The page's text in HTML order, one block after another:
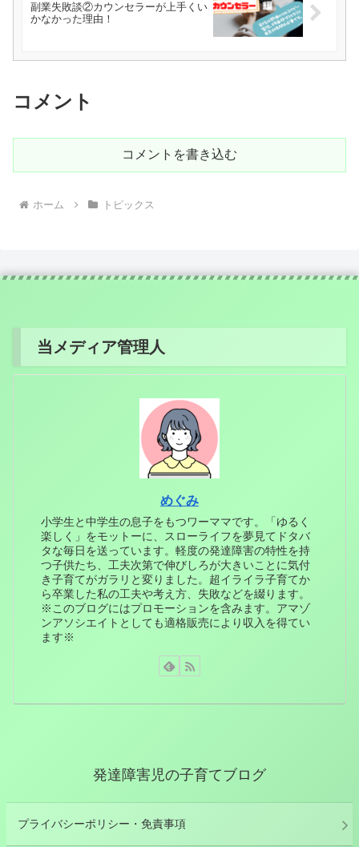
副業失敗談②カウンセラーが上手くい
かなかった理由！
コメント
コメントを書き込む
ホーム トピックス
当メディア管理人
めぐみ
小学生と中学生の息子をもつワーママです。「ゆるく
楽しく」をモットーに、スローライフを夢見てドタバ
タな毎日を送っています。軽度の発達障害の特性を持
つ子供たち、工夫次第で伸びしろが大きいことに気付
き子育てがガラリと変りました。超イライラ子育てか
ら卒業した私の工夫や考え方、失敗などを綴ります。
※このブログにはプロモーションを含みます。アマゾ
ンアソシエイトとしても適格販売により収入を得てい
ます※
発達障害児の子育てブログ
プライバシーポリシー・免責事項